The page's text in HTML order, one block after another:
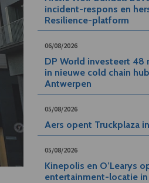
incident-respons en
Resilience-platform
06/08/2026
DP World investeert 48
in nieuwe cold chain
Antwerpen
05/08/2026
Aers opent Truckplaza
05/08/2026
Kinepolis en O’Learys
entertainment-locatie in